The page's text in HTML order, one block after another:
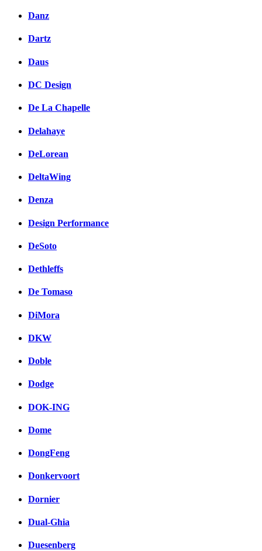
Danz
Dartz
Daus
DC Design
De La Chapelle
Delahaye
DeLorean
DeltaWing
Denza
Design Performance
DeSoto
Dethleffs
De Tomaso
DiMora
DKW
Doble
Dodge
DOK-ING
Dome
DongFeng
Donkervoort
Dornier
Dual-Ghia
Duesenberg